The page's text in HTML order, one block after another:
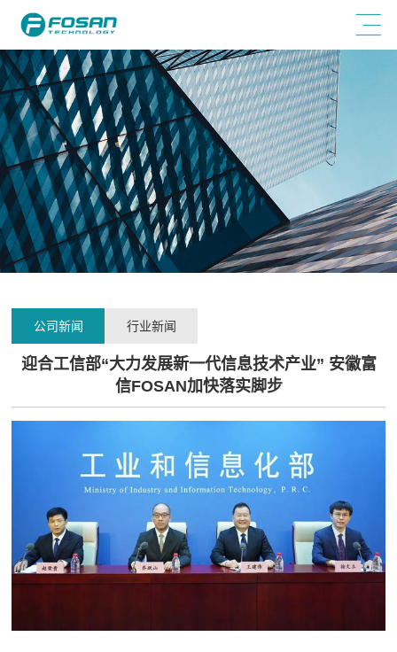
公司新闻 行业新闻
迎合工信部“大力发展新一代信息技术产业” 安徽富
信FOSAN加快落实脚步